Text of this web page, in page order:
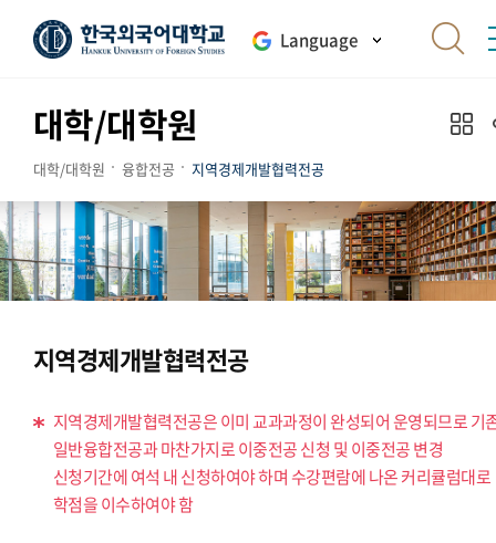
Language
대학/대학원
대학/대학원 융합전공 지역경제개발협력전공
지역경제개발협력전공
지역경제개발협력전공은 이미 교과과정이 완성되어 운영되므로 기
일반융합전공과 마찬가지로 이중전공 신청 및 이중전공 변경
신청기간에 여석 내 신청하여야 하며 수강편람에 나온 커리큘럼대로
학점을 이수하여야 함